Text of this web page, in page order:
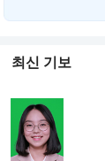
최신 기보